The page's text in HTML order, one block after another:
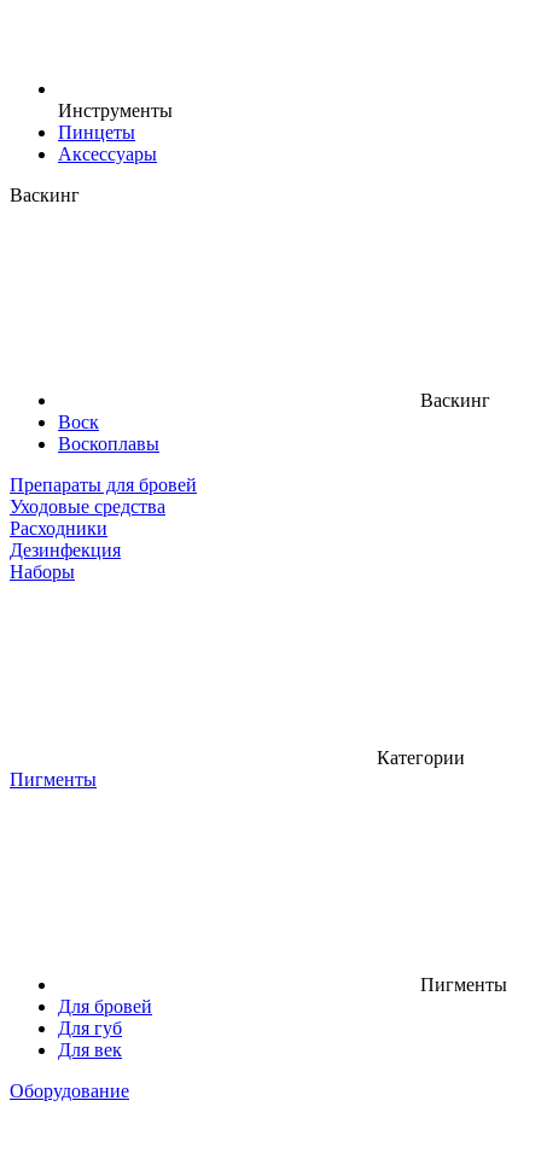
Инструменты
Пинцеты
Аксессуары
Васкинг
Васкинг
Воск
Воскоплавы
Препараты для бровей
Уходовые средства
Расходники
Дезинфекция
Наборы
Категории
Пигменты
Пигменты
Для бровей
Для губ
Для век
Оборудование